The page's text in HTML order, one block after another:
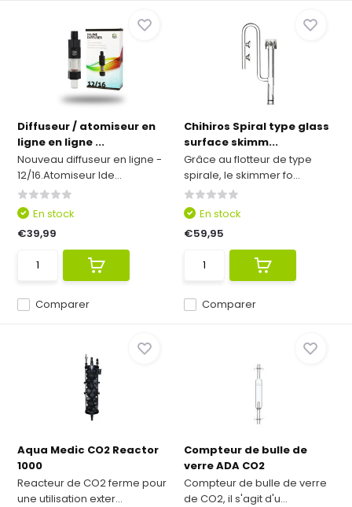
Diffuseur / atomiseur en
ligne en ligne ...
Nouveau diffuseur en ligne -
12/16.Atomiseur Ide...
Comparer
En stock
€39,99
Chihiros Spiral type glass
surface skimm...
Grâce au flotteur de type
spirale, le skimmer fo...
Comparer
En stock
€59,95
Aqua Medic CO2 Reactor
1000
Reacteur de CO2 ferme pour
une utilisation exter...
Compteur de bulle de
verre ADA CO2
Compteur de bulle de verre
de CO2, il s'agit d'u...